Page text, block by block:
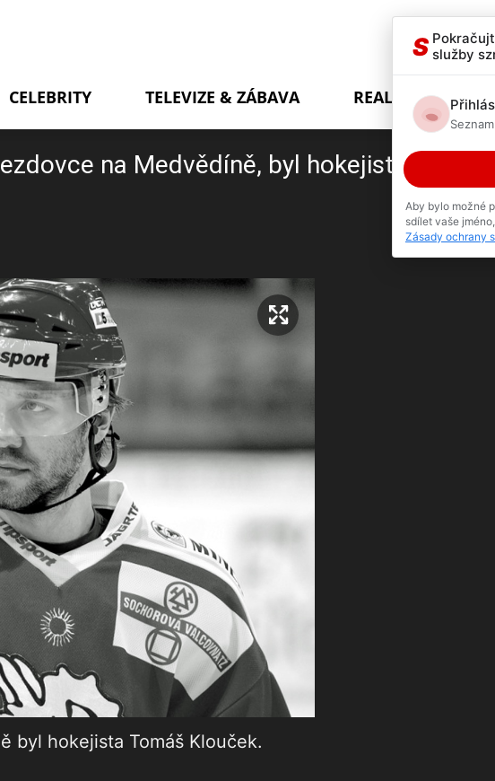
CELEBRITY TELEVIZE & ZÁBAVA REALITY SHOW
na Medvědíně, byl hokejista Třince
byl hokejista Tomáš Klouček.
S služby
Aby bylo možné
sdílet vaše
Zásady ochrany